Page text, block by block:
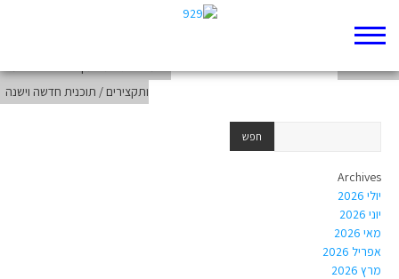
ותקצירים / תוכנית חדשה וישנה
Archives
יולי 2026
יוני 2026
מאי 2026
אפריל 2026
מרץ 2026